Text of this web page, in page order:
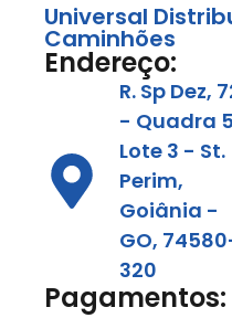
Universal
Caminhões
Endereço:
R. Sp Dez,
- Quadra
Lote 3 - St.
Perim,
Goiânia -
GO,
320
Pagamentos: